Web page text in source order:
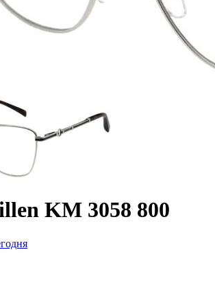
KM 3058 800